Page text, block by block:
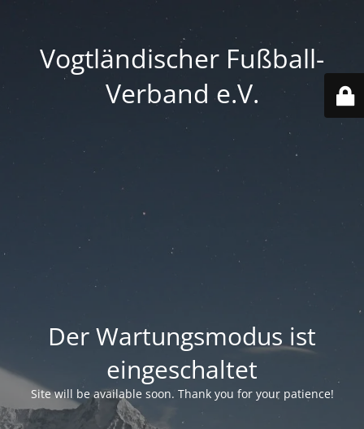
Vogtländischer Fußball-
Verband e.V.
Der Wartungsmodus ist
eingeschaltet
Site will be available soon. Thank you for your patience!